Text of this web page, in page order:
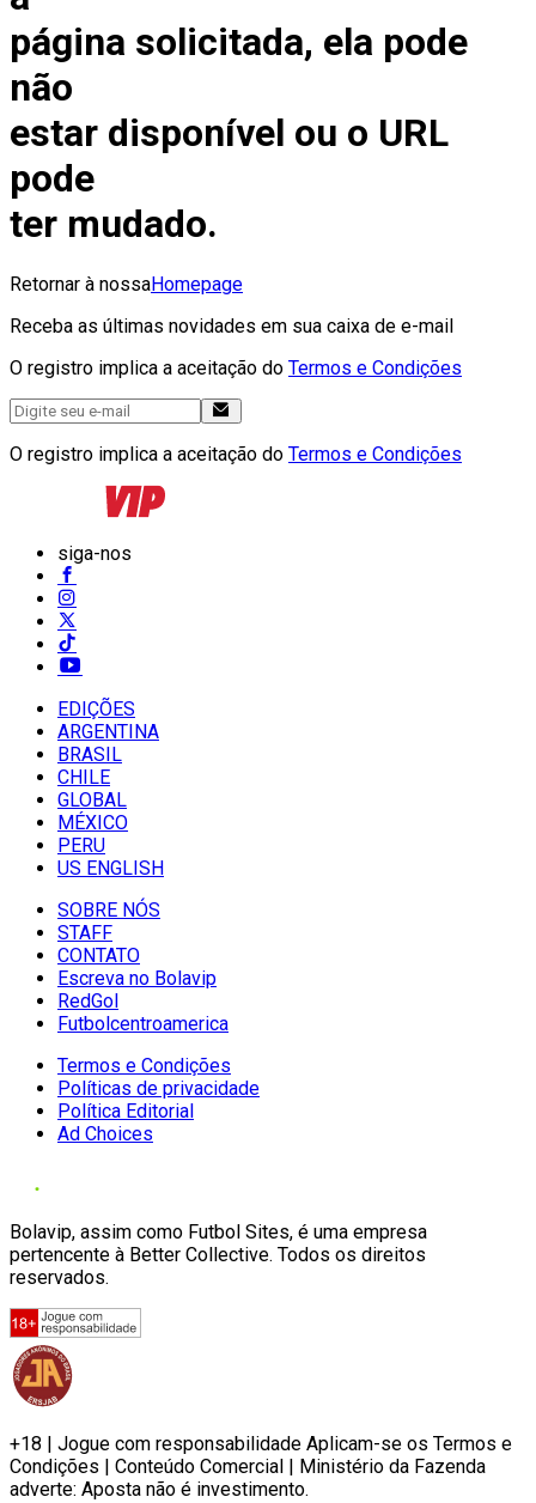
página solicitada, ela pode
não
estar disponível ou o URL
pode
ter mudado.
Retornar à nossaHomepage
Receba as últimas novidades em sua caixa de e-mail
O registro implica a aceitação do Termos e Condições
O registro implica a aceitação do Termos e Condições
siga-nos
EDIÇÕES
ARGENTINA
BRASIL
CHILE
GLOBAL
MÉXICO
PERU
US ENGLISH
SOBRE NÓS
STAFF
CONTATO
Escreva no Bolavip
RedGol
Futbolcentroamerica
Termos e Condições
Políticas de privacidade
Política Editorial
Ad Choices
Bolavip, assim como Futbol Sites, é uma empresa
pertencente à Better Collective. Todos os direitos
reservados.
+18 | Jogue com responsabilidade Aplicam-se os Termos e
Condições | Conteúdo Comercial | Ministério da Fazenda
adverte: Aposta não é investimento.